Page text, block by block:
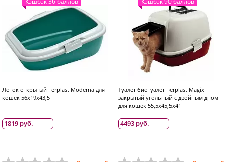
Лоток открытый Ferplast Moderna для
кошек 56x19x43,5
1819 руб.
Туалет биотуалет Ferplast Magix
закрытый угольный с двойным дном
для кошек 55,5x45,5x41
4493 руб.